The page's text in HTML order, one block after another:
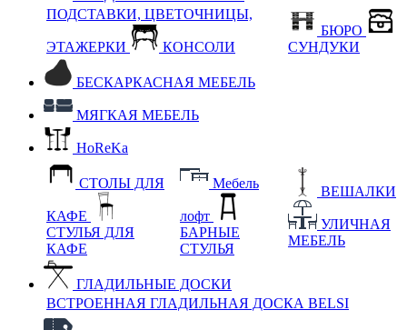
ПОДСТАВКИ, ЦВЕТОЧНИЦЫ,
ЭТАЖЕРКИ КОНСОЛИ
БЮРО
СУНДУКИ
БЕСКАРКАСНАЯ МЕБЕЛЬ
МЯГКАЯ МЕБЕЛЬ
HoReKa
СТОЛЫ ДЛЯ
КАФЕ
СТУЛЬЯ ДЛЯ
КАФЕ
Мебель
лофт
БАРНЫЕ
СТУЛЬЯ
ВЕШАЛКИ
УЛИЧНАЯ
МЕБЕЛЬ
ГЛАДИЛЬНЫЕ ДОСКИ
ВСТРОЕННАЯ ГЛАДИЛЬНАЯ ДОСКА BELSI